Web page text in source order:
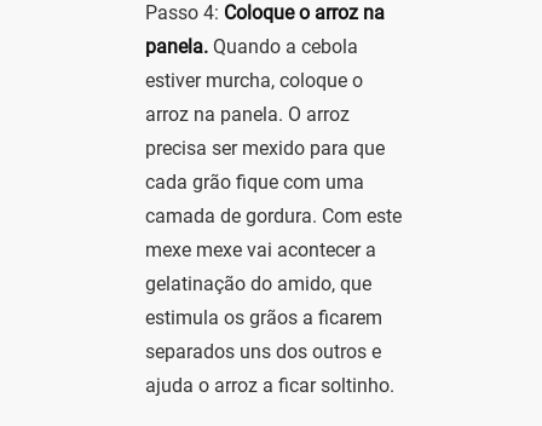
Passo 4: Coloque o arroz na
panela. Quando a cebola
estiver murcha, coloque o
arroz na panela. O arroz
precisa ser mexido para que
cada grão fique com uma
camada de gordura. Com este
mexe mexe vai acontecer a
gelatinação do amido, que
estimula os grãos a ficarem
separados uns dos outros e
ajuda o arroz a ficar soltinho.